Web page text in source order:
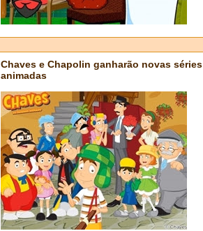
Chaves e Chapolin ganharão novas séries
animadas